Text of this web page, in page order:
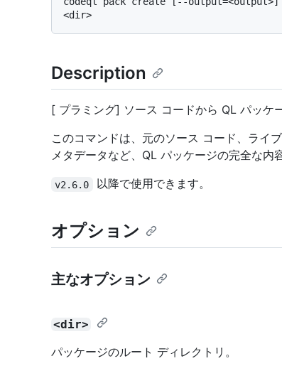
Description
[ プラミング] ソース コードから QL パッケ
このコマンドは、元のソース コード、ライ
メタデータなど、QL パッケージの完全な内
v2.6.0 以降で使用できます。
オプション
主なオプション
<dir>
パッケージのルート ディレクトリ。